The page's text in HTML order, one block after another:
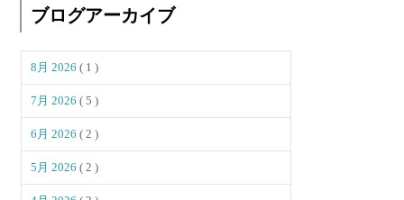
ブログアーカイブ
8月 2026( 1 )
7月 2026( 5 )
6月 2026( 2 )
5月 2026( 2 )